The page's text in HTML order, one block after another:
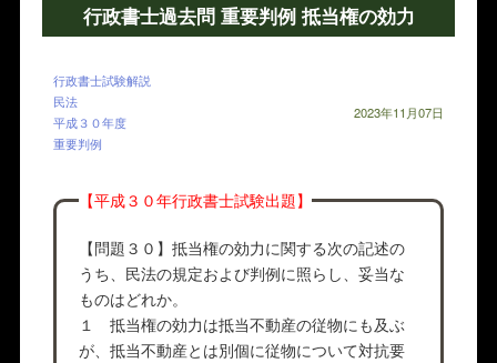
行政書士過去問 重要判例 抵当権の効力
行政書士試験解説
民法
平成３０年度
重要判例
2023年11月07日
【平成３０年行政書士試験出題】
【問題３０】抵当権の効力に関する次の記述の
うち、民法の規定および判例に照らし、妥当な
ものはどれか。
１ 抵当権の効力は抵当不動産の従物にも及ぶ
が、抵当不動産とは別個に従物について対抗要